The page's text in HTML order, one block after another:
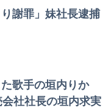
謝罪」妹社長逮捕
歌手の垣内りか
会社社長の垣内求実